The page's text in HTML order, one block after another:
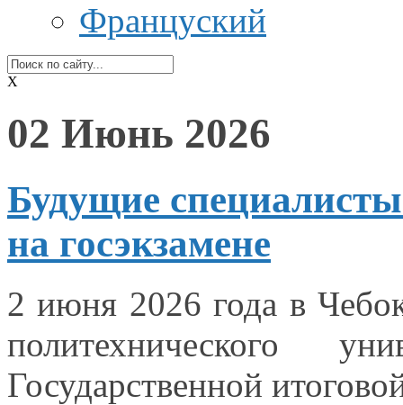
Француский
X
02 Июнь 2026
Будущие
на госэкзамене
2 июня 2026 года в
политехнического
Государственной